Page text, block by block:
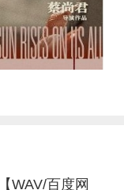
WAV/百度网